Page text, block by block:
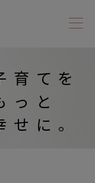
育てを
っと
せに。